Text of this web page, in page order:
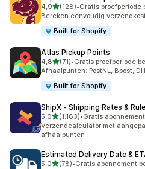
4,9van 5 sterren
(128)
128 recensies in totaal
•Gratis proefperiode
Bereken eenvoudig
Built for Shopify
Atlas Pickup Points
4,8van 5 sterren
(71)
71 recensies in totaal
•Gratis proefperiode
Afhaalpunten: PostNL, Bpost,
Built for Shopify
ShipX ‑ Shipping Rates &
5,0van 5 sterren
(1.163)
1163 recensies in totaal
•Gratis
Verzendcalculator met
afhaalpunten
Estimated Delivery Date &
5,0van 5 sterren
(78)
78 recensies in totaal
•Gratis abonnement